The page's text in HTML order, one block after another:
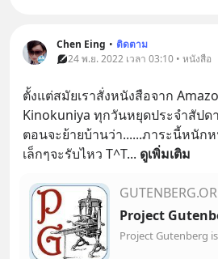
Chen Eing • ติดตาม
24 พ.ย. 2022 เวลา 03:10 • หนังสือ
ตั้งแต่สมัยเราสั่งหนังสือจาก
Kinokuniya ทุกวันหยุดประจำสัปด
ตอนจะย้ายบ้านว่า......ภาระนี้หนัก
เล็กๆจะรับไหว T^T... ดูเพิ่มเติม
Project
Project Gutenberg